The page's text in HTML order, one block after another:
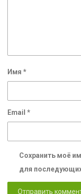
Имя *
Email *
Сохранить моё
для